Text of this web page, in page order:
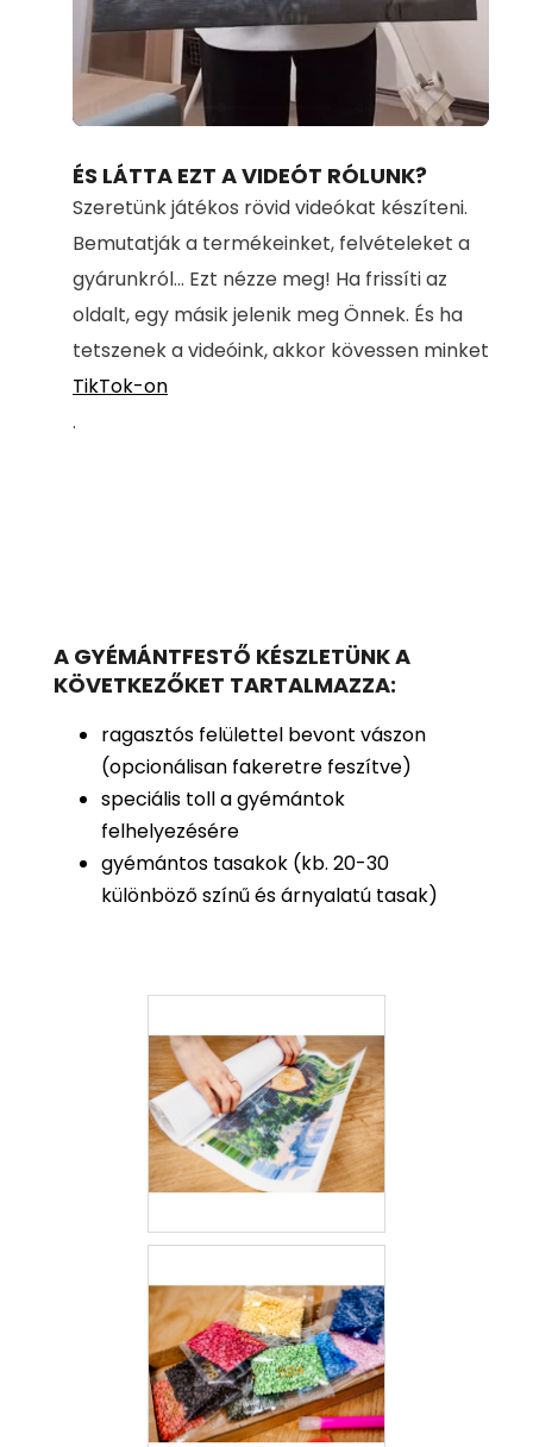
Unmute Loaded
100.00%
ÉS LÁTTA EZT A VIDEÓT RÓLUNK?
Szeretünk játékos rövid videókat készíteni.
Bemutatják a termékeinket, felvételeket a
gyárunkról... Ezt nézze meg! Ha frissíti az
oldalt, egy másik jelenik meg Önnek. És ha
tetszenek a videóink, akkor kövessen minket
TikTok-on
.
A GYÉMÁNTFESTŐ KÉSZLETÜNK A
KÖVETKEZŐKET TARTALMAZZA:
ragasztós felülettel bevont vászon
(opcionálisan fakeretre feszítve)
speciális toll a gyémántok
felhelyezésére
gyémántos tasakok (kb. 20-30
különböző színű és árnyalatú tasak)